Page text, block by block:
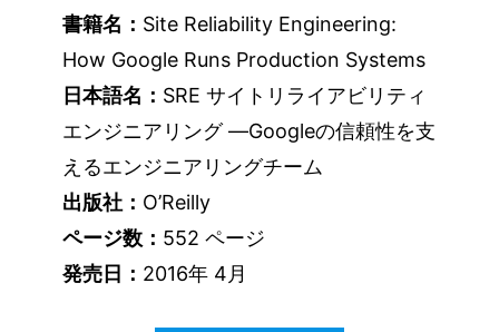
書籍名： Site Reliability Engineering:
How Google Runs Production Systems
日本語名： SRE サイトリライアビリティ
エンジニアリング ―Googleの信頼性を支
えるエンジニアリングチーム
出版社： O’Reilly
ページ数： 552 ページ
発売日： 2016年 4月